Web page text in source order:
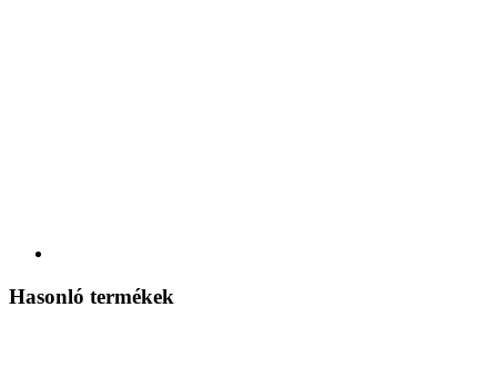
Hasonló termékek